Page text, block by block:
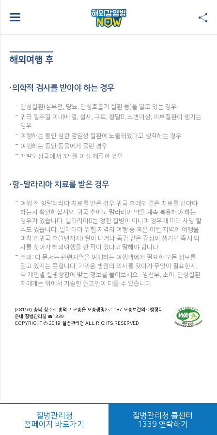
해외여행 후
의학적 검사를 받아야 하는 경우
만성질환(심부전, 당뇨, 만성호흡기 질환 등)을 앓고 있는 경우
귀국 일주일 이내에 열, 설사, 구토, 황달, 소변이상, 피부질환이 생기는
경우
여행하는 동안 심한 감염성 질환에 노출되었다고 생각하는 경우
여행하는 동안 동물에게 물린 경우
개발도상국에서 3개월 이상 체류한 경우
항-말라리아 치료를 받은 경우
여행 전 항말라리아 치료를 받은 경우 귀국 후에도 같은 치료를 받아야
하는지 확인하십시오. 귀국 후에도 말라리아 약을 계속 복용해야 하는
경우가 있습니다. 말라리아는 경한 질병이 아니며 경우에 따라 사망 할
수도 있습니다. 말라리아 위험 지역의 여행 중 혹은 이런 지역의 여행을
마치고 귀국 후(1년까지) 열이 나거나 독감 같은 증상이 생기면 즉시 의
사를 찾아가 해외여행을 한 적이 있다고 말해야 합니다.
주의: 이 문서는 관련지역을 여행하는 여행객에게 필요한 모든 정보를
담고 있지는 못합니다. 가까운 병원의 의사를 찾아가 무엇이 필요한지,
각 개인별 질병상황에 맞는 정보를 물어보세요.; 임산부, 소아, 만성질환
자에게는 위에서 기술한 권고안이 다를 수 있습니다.
(28159) 충북 청주시 흥덕구 오송읍 오송생명2로 187 오송보건의료행정타
운내 질병관리청 ☎1339
COPYRIGHT © 2019 질병관리청 ALL RIGHTS RESERVED.
질병관리청
홈페이지 바로가기
질병관리청 콜센터
1339 연락하기